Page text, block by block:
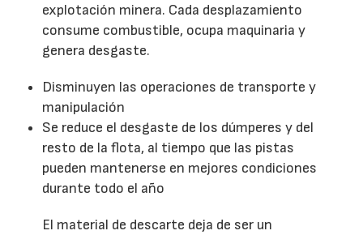
explotación minera. Cada desplazamiento
consume combustible, ocupa maquinaria y
genera desgaste.
Disminuyen las operaciones de transporte y
manipulación
Se reduce el desgaste de los dúmperes y del
resto de la flota, al tiempo que las pistas
pueden mantenerse en mejores condiciones
durante todo el año
El material de descarte deja de ser un